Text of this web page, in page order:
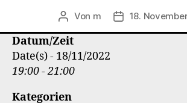
Beitragsautor
Von m 18.
Datum/Zeit
Date(s) - 18/11/2022
19:00 - 21:00
Kategorien